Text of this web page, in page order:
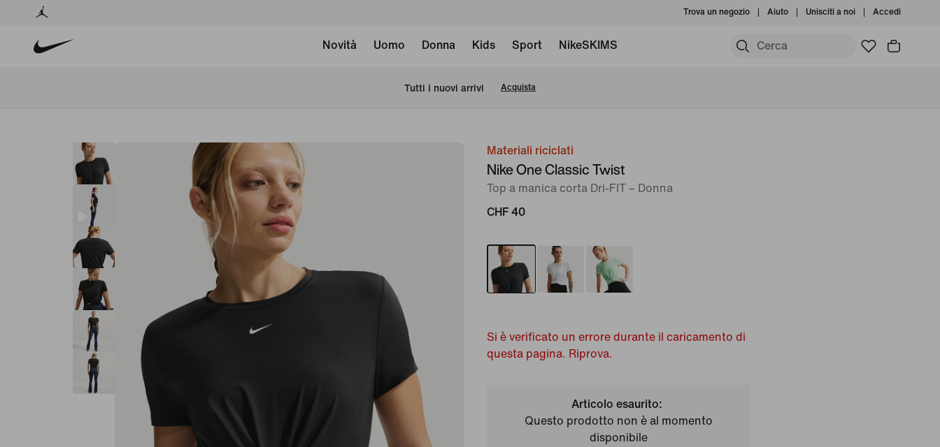
Trova un negozio Aiuto Unisciti a noi Accedi
Novità Uomo Donna Kids Sport NikeSKIMS
Tutti i nuovi arrivi Acquista
immagine
Materiali riciclati
Nike One Classic Twist
Top a manica corta Dri-FIT – Donna
CHF 40
Si è verificato un errore durante il caricamento di
questa pagina. Riprova.
Articolo esaurito:
Questo prodotto non è al momento
disponibile